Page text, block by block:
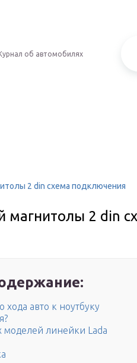
об автомобилях
2 din схема подключения
магнитолы 2 din
авто к ноутбуку
моделей линейки Lada